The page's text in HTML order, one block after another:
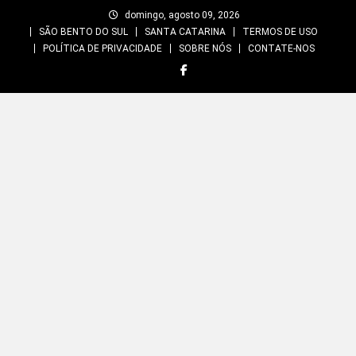
domingo, agosto 09, 2026
SÃO BENTO DO SUL
SANTA CATARINA
TERMOS DE USO
POLÍTICA DE PRIVACIDADE
SOBRE NÓS CONTATE-NOS